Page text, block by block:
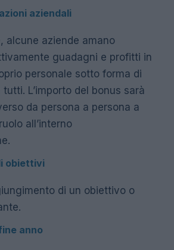
aziendali
alcune aziende amano
guadagni e profitti in
personale sotto forma di
L’importo del bonus sarà
da persona a persona a
all’interno
obiettivi
di un obiettivo o
anno